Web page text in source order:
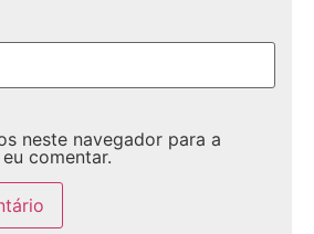
neste navegador para a
comentar.